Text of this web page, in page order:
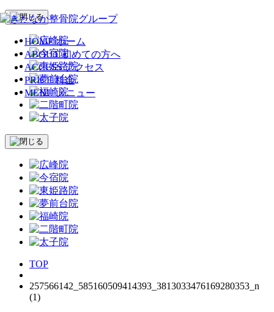
HOME ホーム
ABOUT 初めての方へ
ACCESS アクセス
PRICE 料金
MENU メニュー
TOP
257566142_585160509414393_3813033476169280353_n
(1)